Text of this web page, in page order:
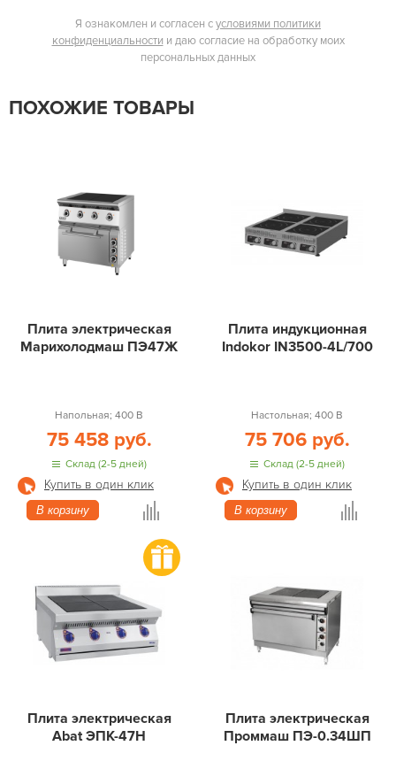
Я ознакомлен и согласен сусловиями политики
конфиденциальности и даю согласие на обработку моих
персональных данных
ПОХОЖИЕ ТОВАРЫ
Плита электрическая
Марихолодмаш ПЭ47Ж
Напольная; 400 В
75 458 руб.
Склад (2-5 дней)
Купить в один клик
В корзину
Плита индукционная
Indokor IN3500-4L/700
Настольная; 400 В
75 706 руб.
Склад (2-5 дней)
Купить в один клик
В корзину
Плита электрическая
Abat ЭПК-47Н
Плита электрическая
Проммаш ПЭ-0.34ШП